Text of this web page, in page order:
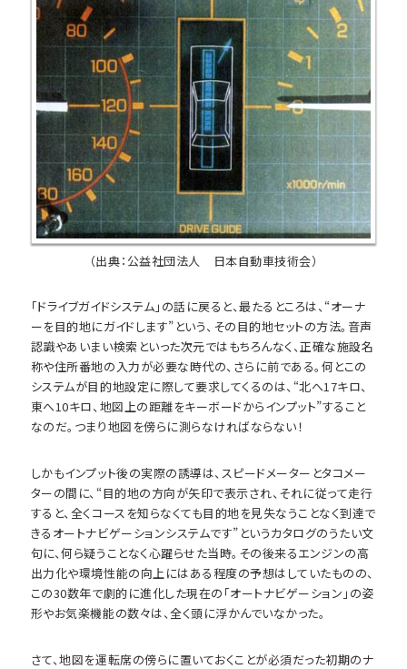
（出典：公益社団法人 日本自動車技術会）
「ドライブガイドシステム」の話に戻ると、最たるところは、“オーナ
ーを目的地にガイドします”という、その目的地セットの方法。音声
認識やあいまい検索といった次元ではもちろんなく、正確な施設名
称や住所番地の入力が必要な時代の、さらに前である。何とこの
システムが目的地設定に際して要求してくるのは、“北へ17キロ、
東へ10キロ、地図上の距離をキーボードからインプット”すること
なのだ。つまり地図を傍らに測らなければならない！
しかもインプット後の実際の誘導は、スピードメーターとタコメー
ターの間に、“目的地の方向が矢印で表示され、それに従って走行
すると、全くコースを知らなくても目的地を見失なうことなく到達で
きるオートナビゲーションシステムです”というカタログのうたい文
句に、何ら疑うことなく心躍らせた当時。その後来るエンジンの高
出力化や環境性能の向上にはある程度の予想はしていたものの、
この30数年で劇的に進化した現在の「オートナビゲーション」の姿
形やお気楽機能の数々は、全く頭に浮かんでいなかった。
さて、地図を運転席の傍らに置いておくことが必須だった初期のナ